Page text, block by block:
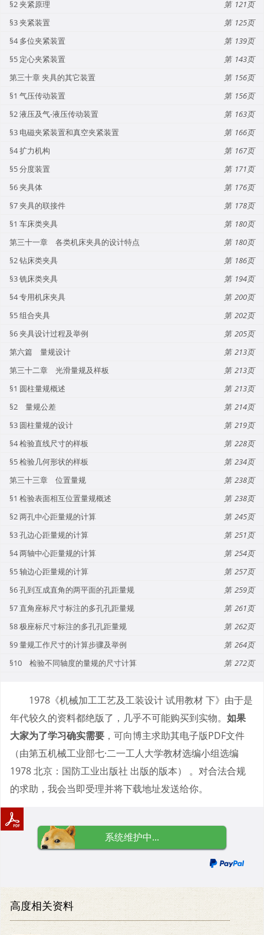
§2 夹紧原理
121
§3 夹紧装置
125
§4 多位夹紧装置
139
§5 定心夹紧装置
143
第三十章 夹具的其它装置
156
§1 气压传动装置
156
§2 液压及气-液压传动装置
163
§3 电磁夹紧装置和真空夹紧装置
166
§4 扩力机构
167
§5 分度装置
171
§6 夹具体
176
§7 夹具的联接件
178
§1 车床类夹具
180
第三十一章 各类机床夹具的设计特点
180
§2 钻床类夹具
186
§3 铣床类夹具
194
§4 专用机床夹具
200
§5 组合夹具
202
§6 夹具设计过程及举例
205
第六篇 量规设计
213
第三十二章 光滑量规及样板
213
§1 圆柱量规概述
213
§2 量规公差
214
§3 圆柱量规的设计
219
§4 检验直线尺寸的样板
228
§5 检验几何形状的样板
234
第三十三章 位置量规
238
§1 检验表面相互位置量规概述
238
§2 两孔中心距量规的计算
245
§3 孔边心距量规的计算
251
§4 两轴中心距量规的计算
254
§5 轴边心距量规的计算
257
§6 孔到互成直角的两平面的孔距量规
259
§7 直角座标尺寸标注的多孔孔距量规
261
§8 极座标尺寸标注的多孔孔距量规
262
§9 量规工作尺寸的计算步骤及举例
264
§10 检验不同轴度的量规的尺寸计算
272
1978《机械加工工艺及工装设计 试用教材 下》由于是
年代较久的资料都绝版了，几乎不可能购买到实物。 如果
大家为了学习确实需要 ，可向博主求助其电子版PDF文件
（由第五机械工业部七·二一工人大学教材选编小组选编
1978 北京：国防工业出版社 出版的版本） 。对合法合规
的求助，我会当即受理并将下载地址发送给你。
系统维护中...
高度相关资料